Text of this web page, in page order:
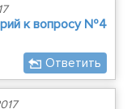
к вопросу №4
Ответить